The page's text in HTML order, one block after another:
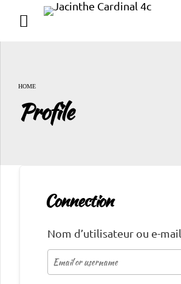
HOME
Profile
Connection
Nom d’utilisateur ou e-mail